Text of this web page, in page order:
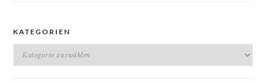
KATEGORIEN
Kategorien